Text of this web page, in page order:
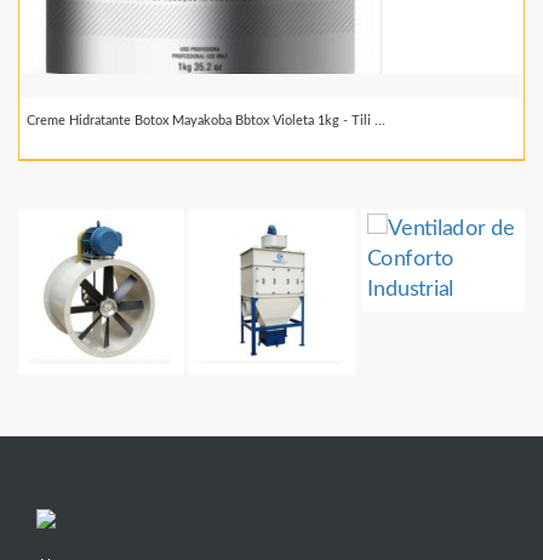
Creme Hidratante Botox Mayakoba Bbtox Violeta 1kg - Tili ...